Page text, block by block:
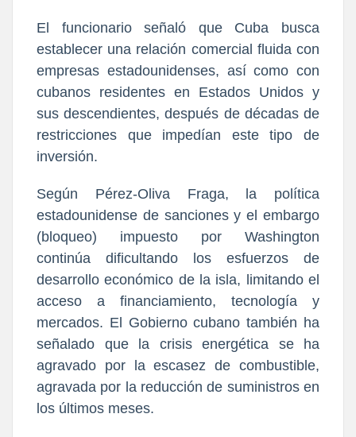
El funcionario señaló que Cuba busca
establecer una relación comercial fluida con
empresas estadounidenses, así como con
cubanos residentes en Estados Unidos y
sus descendientes, después de décadas de
restricciones que impedían este tipo de
inversión.
Según Pérez‑Oliva Fraga, la política
estadounidense de sanciones y el embargo
(bloqueo) impuesto por Washington
continúa dificultando los esfuerzos de
desarrollo económico de la isla, limitando el
acceso a financiamiento, tecnología y
mercados. El Gobierno cubano también ha
señalado que la crisis energética se ha
agravado por la escasez de combustible,
agravada por la reducción de suministros en
los últimos meses.